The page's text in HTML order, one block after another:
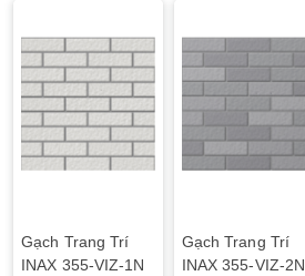
Gạch Trang Trí
INAX 355-VIZ-1N
Gạch Trang Trí
INAX 355-VIZ-2N